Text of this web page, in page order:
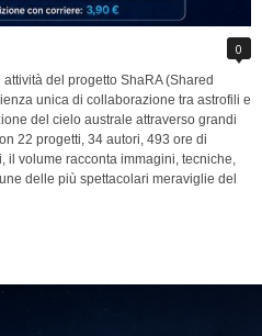
0
del progetto ShaRA (Shared
unica di collaborazione tra astrofili e
del cielo australe attraverso grandi
22 progetti, 34 autori, 493 ore di
il volume racconta immagini, tecniche,
delle più spettacolari meraviglie del